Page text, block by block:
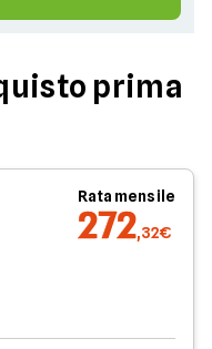
prima
Rata mensile
272,32€